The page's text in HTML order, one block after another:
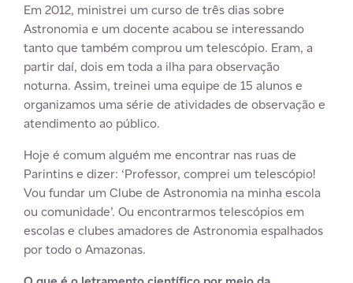
Em 2012, ministrei um curso de três dias sobre
Astronomia e um docente acabou se interessando
tanto que também comprou um telescópio. Eram, a
partir daí, dois em toda a ilha para observação
noturna. Assim, treinei uma equipe de 15 alunos e
organizamos uma série de atividades de observação e
atendimento ao público.
Hoje é comum alguém me encontrar nas ruas de
Parintins e dizer: ‘Professor, comprei um telescópio!
Vou fundar um Clube de Astronomia na minha escola
ou comunidade’. Ou encontrarmos telescópios em
escolas e clubes amadores de Astronomia espalhados
por todo o Amazonas.